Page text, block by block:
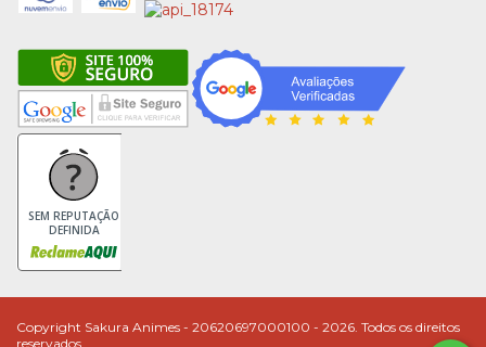
SEM REPUTAÇÃO
DEFINIDA
Copyright Sakura Animes - 20620697000100 - 2026. Todos os direitos
reservados.